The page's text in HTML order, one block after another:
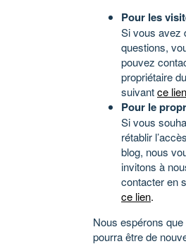
Pour les
Si vous avez
questions,
pouvez
propriétaire
suivantce lien
Pour le
Si vous
rétablir
blog, nous
invitons à
contacter en
ce lien.
Nous espérons
pourra être de